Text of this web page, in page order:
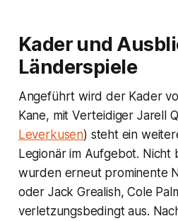
Kader und
Länderspiele
Angeführt wird der Kader
Kane, mit Verteidiger Jarell
Leverkusen) steht ein
Legionär im Aufgebot. Nicht
wurden erneut prominente
oder Jack Grealish, Cole
verletzungsbedingt aus.